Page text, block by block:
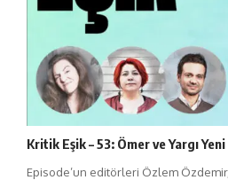
Kritik Eşik – 53: Ömer ve Yargı
Episode’un editörleri Özlem